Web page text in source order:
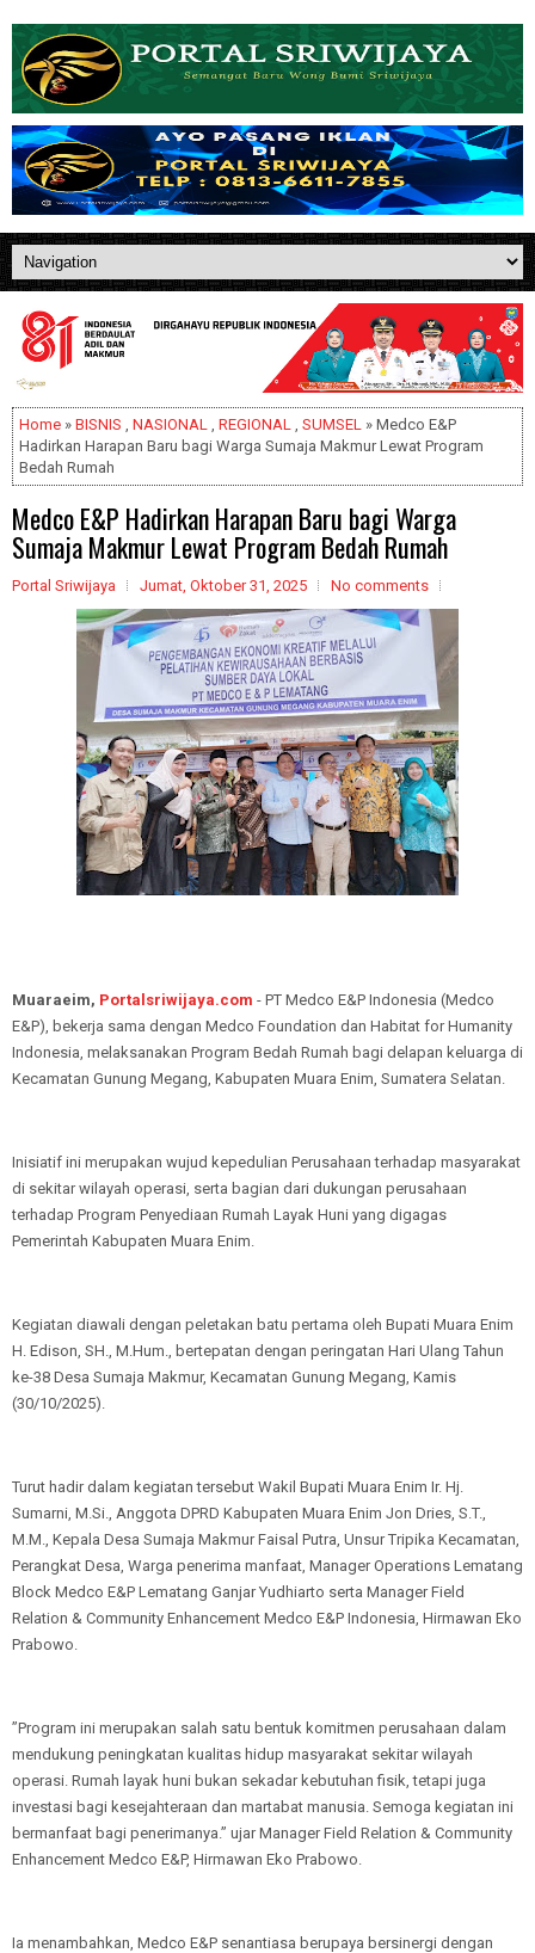
Home » BISNIS , NASIONAL , REGIONAL , SUMSEL » Medco E&P
Hadirkan Harapan Baru bagi Warga Sumaja Makmur Lewat Program
Bedah Rumah
Medco E&P Hadirkan Harapan Baru bagi Warga
Sumaja Makmur Lewat Program Bedah Rumah
Portal Sriwijaya Jumat, Oktober 31, 2025 No comments
Muaraeim, Portalsriwijaya.com - PT Medco E&P Indonesia (Medco
E&P), bekerja sama dengan Medco Foundation dan Habitat for Humanity
Indonesia, melaksanakan Program Bedah Rumah bagi delapan keluarga di
Kecamatan Gunung Megang, Kabupaten Muara Enim, Sumatera Selatan.
Inisiatif ini merupakan wujud kepedulian Perusahaan terhadap masyarakat
di sekitar wilayah operasi, serta bagian dari dukungan perusahaan
terhadap Program Penyediaan Rumah Layak Huni yang digagas
Pemerintah Kabupaten Muara Enim.
Kegiatan diawali dengan peletakan batu pertama oleh Bupati Muara Enim
H. Edison, SH., M.Hum., bertepatan dengan peringatan Hari Ulang Tahun
ke-38 Desa Sumaja Makmur, Kecamatan Gunung Megang, Kamis
(30/10/2025).
Turut hadir dalam kegiatan tersebut Wakil Bupati Muara Enim Ir. Hj.
Sumarni, M.Si., Anggota DPRD Kabupaten Muara Enim Jon Dries, S.T.,
M.M., Kepala Desa Sumaja Makmur Faisal Putra, Unsur Tripika Kecamatan,
Perangkat Desa, Warga penerima manfaat, Manager Operations Lematang
Block Medco E&P Lematang Ganjar Yudhiarto serta Manager Field
Relation & Community Enhancement Medco E&P Indonesia, Hirmawan Eko
Prabowo.
’’Program ini merupakan salah satu bentuk komitmen perusahaan dalam
mendukung peningkatan kualitas hidup masyarakat sekitar wilayah
operasi. Rumah layak huni bukan sekadar kebutuhan fisik, tetapi juga
investasi bagi kesejahteraan dan martabat manusia. Semoga kegiatan ini
bermanfaat bagi penerimanya.’’ ujar Manager Field Relation & Community
Enhancement Medco E&P, Hirmawan Eko Prabowo.
Ia menambahkan, Medco E&P senantiasa berupaya bersinergi dengan